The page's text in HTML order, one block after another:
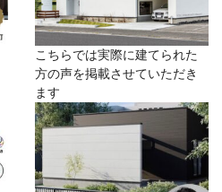
こちらでは実際に建てられた
方の声を掲載させていただき
ます